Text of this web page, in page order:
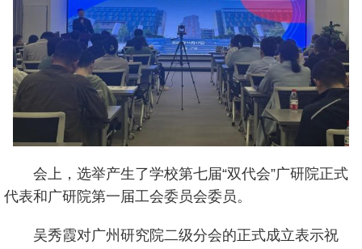
会上，选举产生了学校第七届“双代会”广研院正式
代表和广研院第一届工会委员会委员。
吴秀霞对广州研究院二级分会的正式成立表示祝